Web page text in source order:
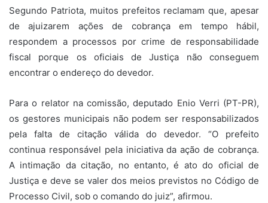
Segundo Patriota, muitos prefeitos reclamam que, apesar
de ajuizarem ações de cobrança em tempo hábil,
respondem a processos por crime de responsabilidade
fiscal porque os oficiais de Justiça não conseguem
encontrar o endereço do devedor.
Para o relator na comissão, deputado Enio Verri (PT-PR),
os gestores municipais não podem ser responsabilizados
pela falta de citação válida do devedor. “O prefeito
continua responsável pela iniciativa da ação de cobrança.
A intimação da citação, no entanto, é ato do oficial de
Justiça e deve se valer dos meios previstos no Código de
Processo Civil, sob o comando do juiz”, afirmou.